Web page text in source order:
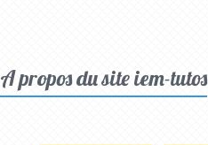
A propos du site iem-tutos